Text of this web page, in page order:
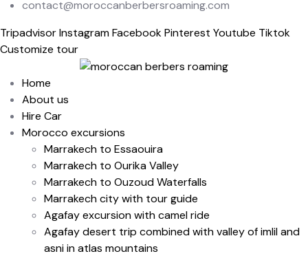
contact@moroccanberbersroaming.com
TripadvisorInstagramFacebookPinterest Youtube Tiktok
Customize tour
Home
About us
Hire Car
Morocco excursions
Marrakech to Essaouira
Marrakech to Ourika Valley
Marrakech to Ouzoud Waterfalls
Marrakech city with tour guide
Agafay excursion with camel ride
Agafay desert trip combined with valley of imlil and
asni in atlas mountains